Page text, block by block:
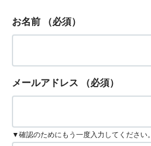
お名前 （必須）
メールアドレス （必須）
▼確認のためにもう一度入力してください。